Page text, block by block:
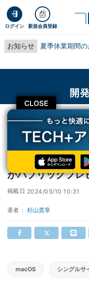
ログイン 新規会員登録
お知らせ 夏季休業期間
開
TECH+ 企業IT
開発/エン
Microsoftが発表、macOS向
Microsoftが発表
がパブリックプレ
掲載日 2024/05/10 10:31
著者： 杉山貴章
macOS シングルサ